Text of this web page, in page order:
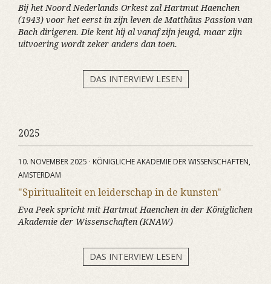
Bij het Noord Nederlands Orkest zal Hartmut Haenchen
(1943) voor het eerst in zijn leven de Matthäus Passion van
Bach dirigeren. Die kent hij al vanaf zijn jeugd, maar zijn
uitvoering wordt zeker anders dan toen.
DAS INTERVIEW LESEN
2025
10. NOVEMBER 2025 · KÖNIGLICHE AKADEMIE DER WISSENSCHAFTEN,
AMSTERDAM
"Spiritualiteit en leiderschap in de kunsten"
Eva Peek spricht mit Hartmut Haenchen in der Königlichen
Akademie der Wissenschaften (KNAW)
DAS INTERVIEW LESEN